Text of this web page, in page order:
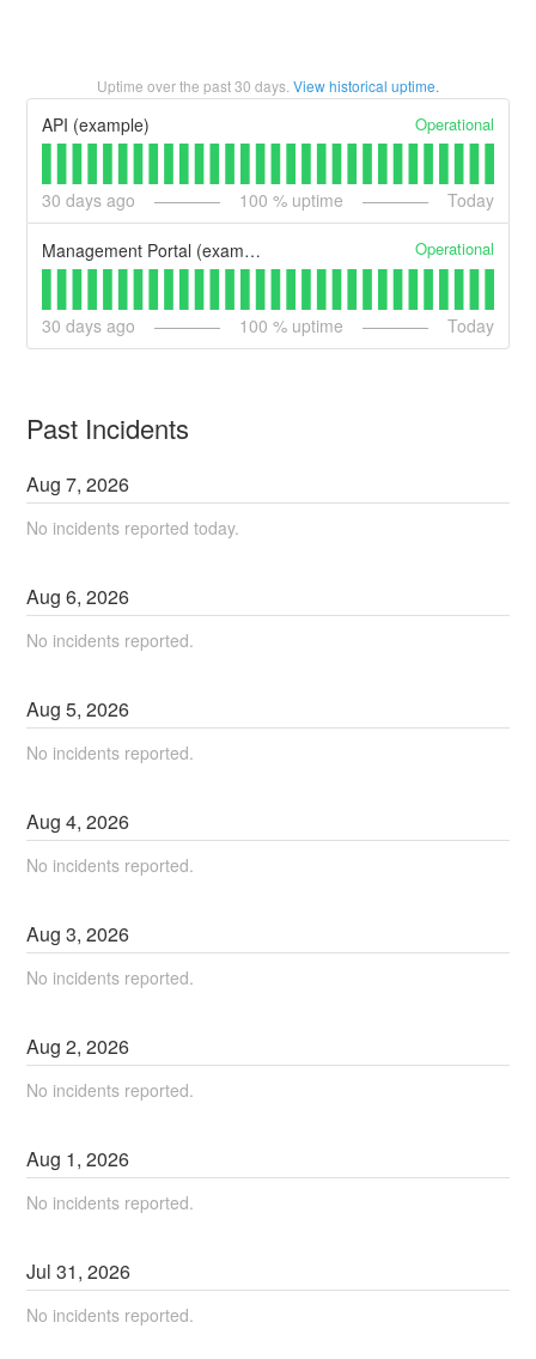
Uptime over the past30 days. View historical uptime.
API (example) Operational
30 days ago 100 % uptime Today
Management Portal (example) Operational
30 days ago 100 % uptime Today
Past Incidents
Aug7,2026
No incidents reported today.
Aug6,2026
No incidents reported.
Aug5,2026
No incidents reported.
Aug4,2026
No incidents reported.
Aug3,2026
No incidents reported.
Aug2,2026
No incidents reported.
Aug 1,2026
No incidents reported.
Jul31,2026
No incidents reported.